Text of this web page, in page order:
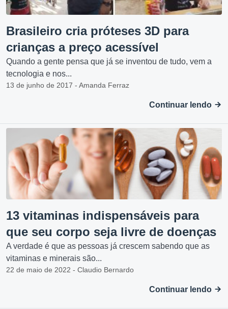
Brasileiro cria próteses 3D para
crianças a preço acessível
Quando a gente pensa que já se inventou de tudo, vem a
tecnologia e nos...
13 de junho de 2017 - Amanda Ferraz
Continuar lendo
13 vitaminas indispensáveis para
que seu corpo seja livre de doenças
A verdade é que as pessoas já crescem sabendo que as
vitaminas e minerais são...
22 de maio de 2022 - Claudio Bernardo
Continuar lendo